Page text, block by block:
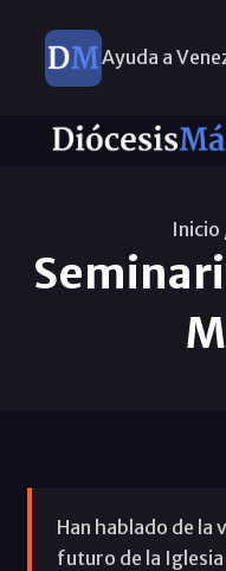
Ayuda a
Inicio
Han hablado de la
futuro de la Iglesia